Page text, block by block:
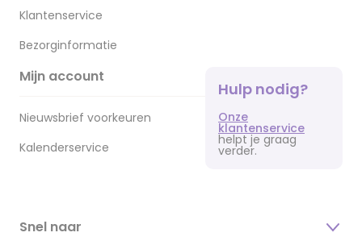
Klantenservice
Bezorginformatie
Mijn account
Nieuwsbrief voorkeuren
Kalenderservice
Hulp nodig?
Onze
klantenservice
helpt je graag
verder.
Snel naar